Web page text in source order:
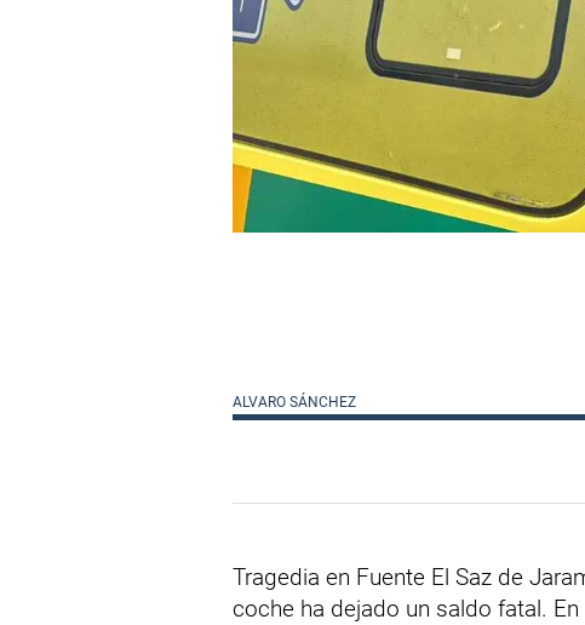
ALVARO SÁNCHEZ
Tragedia en Fuente El Saz de
coche ha dejado un saldo fatal.